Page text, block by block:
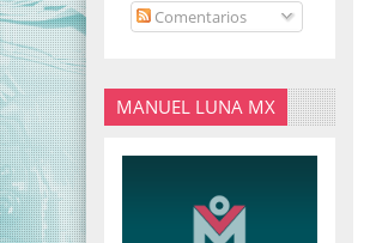
Comentarios
MANUEL LUNA MX